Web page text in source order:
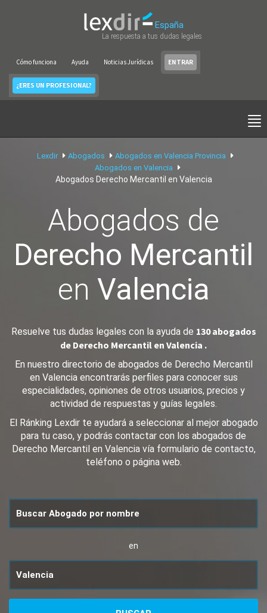
España
La respuesta a tus dudas legales
Cómo funciona Ayuda Noticias Jurídicas ENTRAR
¿ERES UN PROFESIONAL?
Lexdir Abogados
Abogados en Valencia Provincia
Abogados en Valencia
Abogados Derecho Mercantil en Valencia
Abogados de
Derecho Mercantil
en Valencia
Resuelve tus dudas legales con la ayuda de 130 abogados
de Derecho Mercantil en Valencia .
En nuestro directorio de abogados de Derecho Mercantil
en Valencia encontrarás perfiles para conocer sus
especialidades, opiniones de otros usuarios, precios y
actividad de respuestas y guías legales.
El Ránking Lexdir te ayudará a seleccionar al mejor abogado
para tu caso, y podrás contactar con los abogados de
Derecho Mercantil en Valencia vía formulario de contacto,
teléfono o página web.
en